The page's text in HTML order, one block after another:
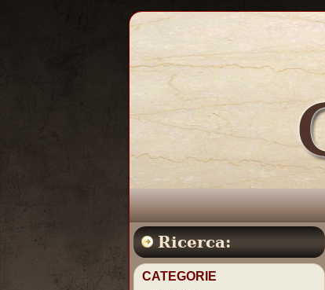
Ricerca:
CATEGORIE